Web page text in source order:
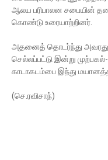
ஆலய பரிபாலன சபையின்
கொண்டு உரையாற்றினர்.
அதனைத் தொடர்ந்து அவரது
செல்லப்பட்டு இன்று
காடாகடம்பை இந்து
(செ.ரவிசாந்)